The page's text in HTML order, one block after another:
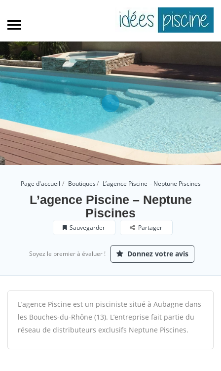
Page d'accueil Boutiques L’agence Piscine – Neptune Piscines
L’agence Piscine – Neptune
Piscines
Sauvegarder Partager
Soyez le premier à évaluer ! Donnez votre avis
L’agence Piscine est un pisciniste situé à Aubagne dans
les Bouches-du-Rhône (13). L’entreprise fait partie du
réseau de distributeurs exclusifs Neptune Piscines.